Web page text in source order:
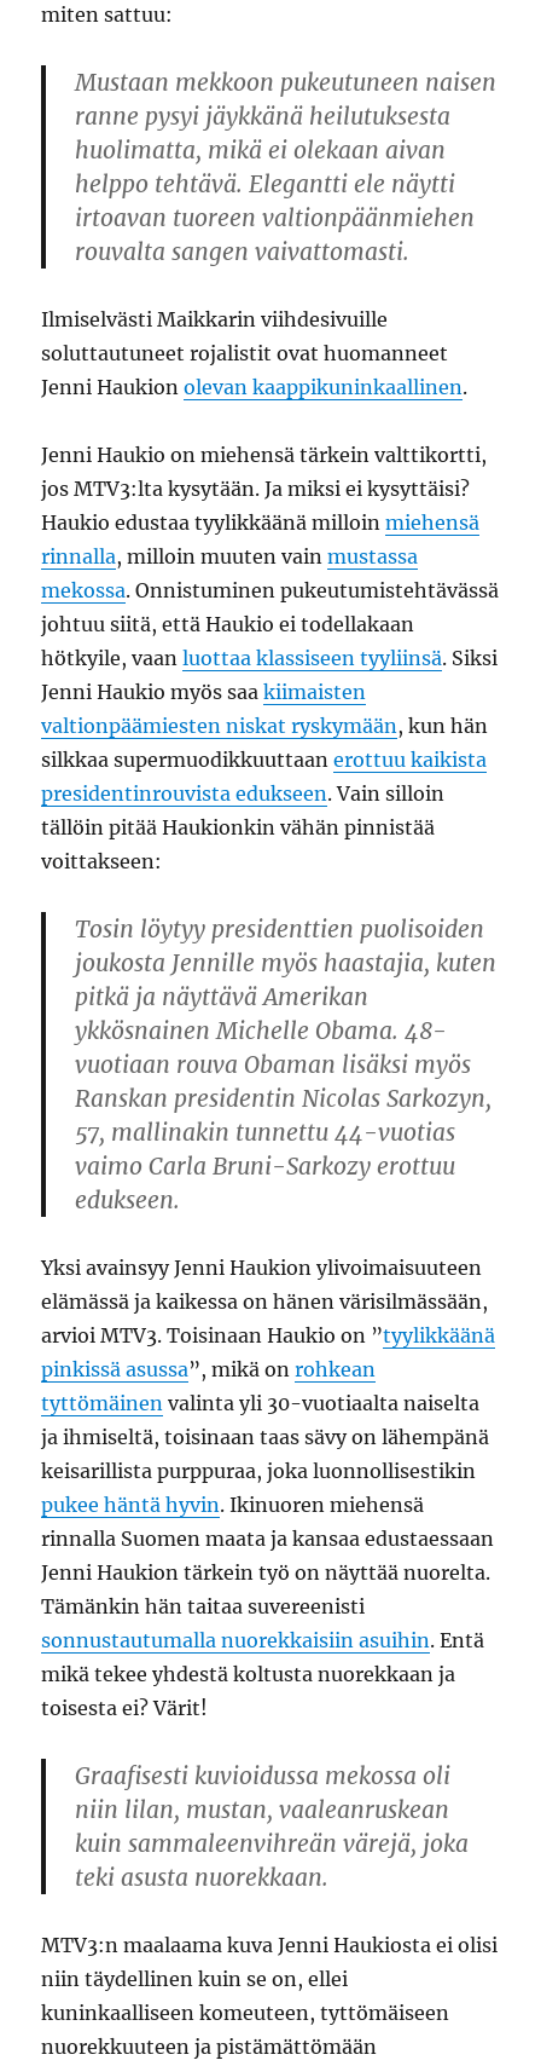
miten sattuu:
Mustaan mekkoon pukeutuneen naisen
ranne pysyi jäykkänä heilutuksesta
huolimatta, mikä ei olekaan aivan
helppo tehtävä. Elegantti ele näytti
irtoavan tuoreen valtionpäänmiehen
rouvalta sangen vaivattomasti.
Ilmiselvästi Maikkarin viihdesivuille
soluttautuneet rojalistit ovat huomanneet
Jenni Haukionolevan kaappikuninkaallinen.
Jenni Haukio on miehensä tärkein valttikortti,
jos MTV3:lta kysytään. Ja miksi ei kysyttäisi?
Haukio edustaa tyylikkäänä milloinmiehensä
rinnalla, milloin muuten vainmustassa
mekossa. Onnistuminen pukeutumistehtävässä
johtuu siitä, että Haukio ei todellakaan
hötkyile, vaanluottaa klassiseen tyyliinsä. Siksi
Jenni Haukio myös saakiimaisten
valtionpäämiesten niskat ryskymään, kun hän
silkkaa supermuodikkuuttaanerottuu kaikista
presidentinrouvista edukseen. Vain silloin
tällöin pitää Haukionkin vähän pinnistää
voittakseen:
Tosin löytyy presidenttien puolisoiden
joukosta Jennille myös haastajia, kuten
pitkä ja näyttävä Amerikan
ykkösnainen Michelle Obama. 48-
vuotiaan rouva Obaman lisäksi myös
Ranskan presidentin Nicolas Sarkozyn,
57, mallinakin tunnettu 44-vuotias
vaimo Carla Bruni-Sarkozy erottuu
edukseen.
Yksi avainsyy Jenni Haukion ylivoimaisuuteen
elämässä ja kaikessa on hänen värisilmässään,
arvioi MTV3. Toisinaan Haukio on ”tyylikkäänä
pinkissä asussa”, mikä onrohkean
tyttömäinen valinta yli 30-vuotiaalta naiselta
ja ihmiseltä, toisinaan taas sävy on lähempänä
keisarillista purppuraa, joka luonnollisestikin
pukee häntä hyvin. Ikinuoren miehensä
rinnalla Suomen maata ja kansaa edustaessaan
Jenni Haukion tärkein työ on näyttää nuorelta.
Tämänkin hän taitaa suvereenisti
sonnustautumalla nuorekkaisiin asuihin. Entä
mikä tekee yhdestä koltusta nuorekkaan ja
toisesta ei? Värit!
Graafisesti kuvioidussa mekossa oli
niin lilan, mustan, vaaleanruskean
kuin sammaleenvihreän värejä, joka
teki asusta nuorekkaan.
MTV3:n maalaama kuva Jenni Haukiosta ei olisi
niin täydellinen kuin se on, ellei
kuninkaalliseen komeuteen, tyttömäiseen
nuorekkuuteen ja pistämättömään